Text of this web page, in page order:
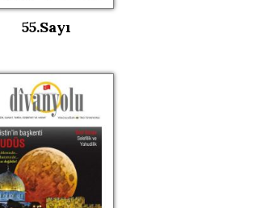
55.Sayı